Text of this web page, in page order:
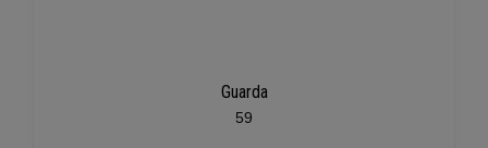
Guarda
59